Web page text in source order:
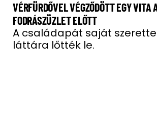
VÉRFÜRDŐVEL VÉGZŐDÖTT EGY VITA
FODRÁSZÜZLET ELŐTT
A családapát saját
láttára lőtték le.